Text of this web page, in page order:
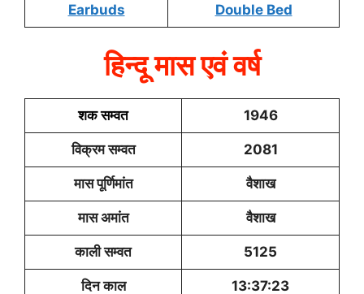
Earbuds
Double Bed
हिन्दू मास एवं वर्ष
शक सम्वत 1946
विक्रम सम्वत 2081
मास पूर्णिमांत वैशाख
मास अमांत वैशाख
काली सम्वत 5125
दिन काल 13:37:23